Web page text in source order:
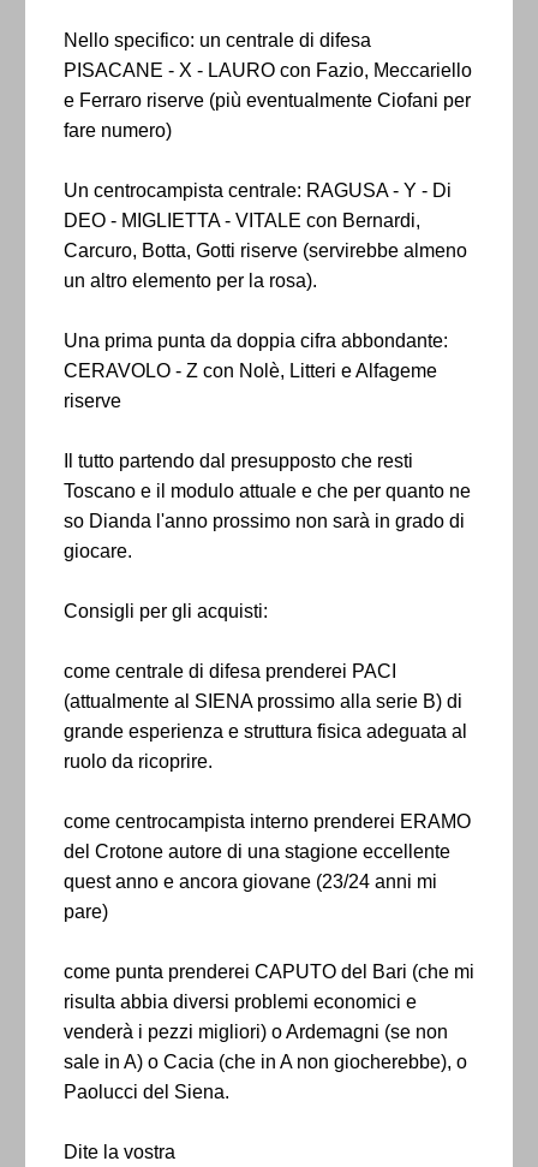
Nello specifico: un centrale di difesa
PISACANE - X - LAURO con Fazio, Meccariello
e Ferraro riserve (più eventualmente Ciofani per
fare numero)
Un centrocampista centrale: RAGUSA - Y - Di
DEO - MIGLIETTA - VITALE con Bernardi,
Carcuro, Botta, Gotti riserve (servirebbe almeno
un altro elemento per la rosa).
Una prima punta da doppia cifra abbondante:
CERAVOLO - Z con Nolè, Litteri e Alfageme
riserve
Il tutto partendo dal presupposto che resti
Toscano e il modulo attuale e che per quanto ne
so Dianda l'anno prossimo non sarà in grado di
giocare.
Consigli per gli acquisti:
come centrale di difesa prenderei PACI
(attualmente al SIENA prossimo alla serie B) di
grande esperienza e struttura fisica adeguata al
ruolo da ricoprire.
come centrocampista interno prenderei ERAMO
del Crotone autore di una stagione eccellente
quest anno e ancora giovane (23/24 anni mi
pare)
come punta prenderei CAPUTO del Bari (che mi
risulta abbia diversi problemi economici e
venderà i pezzi migliori) o Ardemagni (se non
sale in A) o Cacia (che in A non giocherebbe), o
Paolucci del Siena.
Dite la vostra